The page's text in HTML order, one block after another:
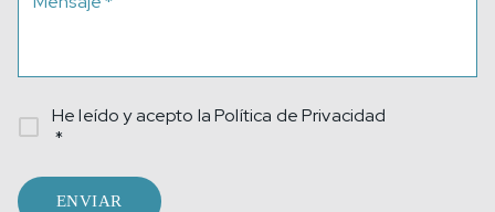
He leído y acepto laPolítica de Privacidad
*
ENVIAR